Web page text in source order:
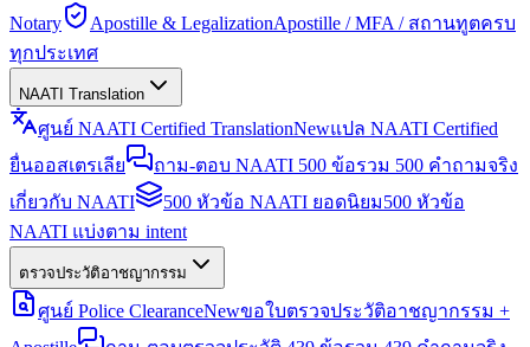
Notary
Apostille & LegalizationApostille / MFA / สถานทูตครบ
ทุกประเทศ
NAATI Translation
ศูนย์ NAATI Certified TranslationNewแปล NAATI Certified
ยื่นออสเตรเลีย
ถาม-ตอบ NAATI 500 ข้อรวม 500 คำถามจริง
เกี่ยวกับ NAATI
500 หัวข้อ NAATI ยอดนิยม500 หัวข้อ
NAATI แบ่งตาม intent
ตรวจประวัติอาชญากรรม
ศูนย์ Police ClearanceNewขอใบตรวจประวัติอาชญากรรม +